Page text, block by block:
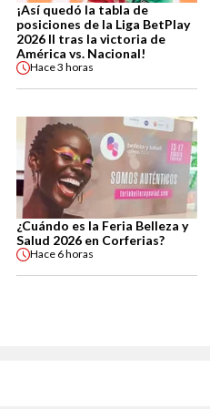
¡Así quedó la tabla de
posiciones de la Liga BetPlay
2026 II tras la victoria de
América vs. Nacional!
Hace3 horas
¿Cuándo es la Feria Belleza y
Salud 2026 en Corferias?
Hace 6 horas